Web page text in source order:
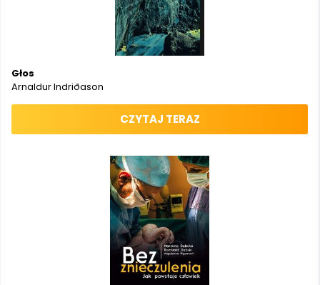
Głos
Arnaldur Indriðason
CZYTAJ TERAZ